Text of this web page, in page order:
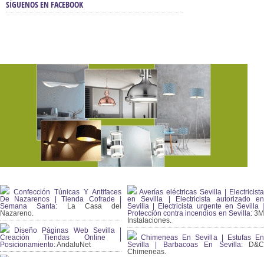
SÍGUENOS EN FACEBOOK
Confección Túnicas Y Antifaces
De Nazarenos | Tienda Cofrade |
Semana Santa: La Casa del
Nazareno.
Diseño Páginas Web Sevilla |
Creación Tiendas Online |
Posicionamiento:AndaluNet
Averías eléctricas Sevilla | Electricista
en Sevilla | Electricista autorizado en
Sevilla | Electricista urgente en Sevilla |
Protección contra incendios en Sevilla:3M
Instalaciones.
Chimeneas En Sevilla | Estufas En
Sevilla | Barbacoas En Sevilla:D&C
Chimeneas.